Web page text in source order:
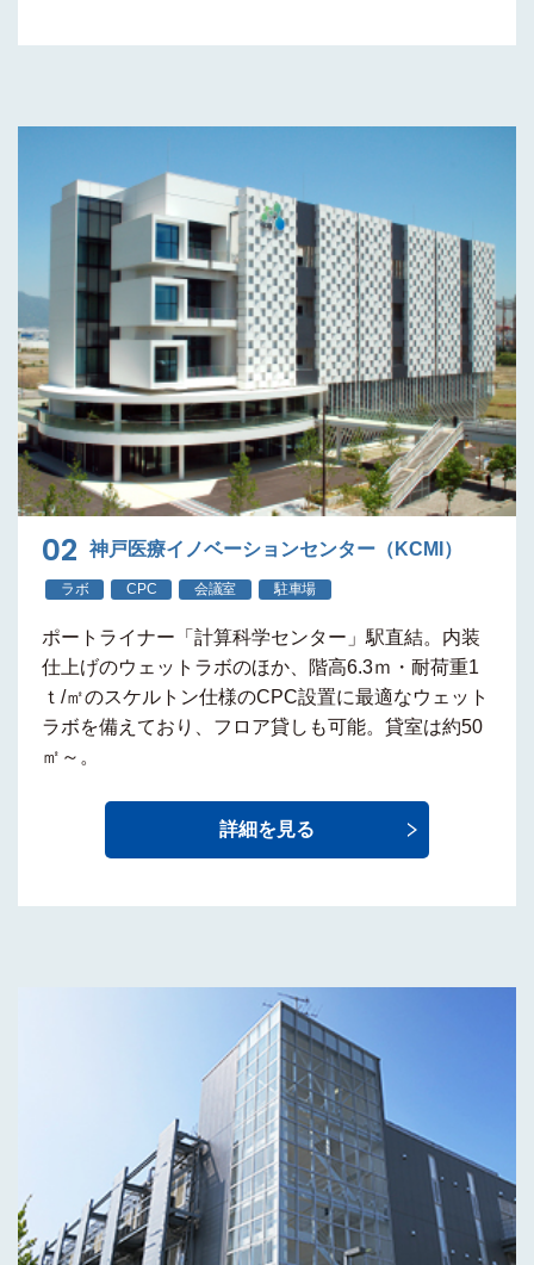
02 神戸医療イノベーションセンター（KCMI）
ラボ CPC 会議室 駐車場
ポートライナー 「計算科学センター」駅直結。内装
仕上げのウェットラボのほか、
階高6.3ｍ・耐荷重1
ｔ/㎡のスケルトン仕様のCPC設置に最適なウェット
ラボを備えており、 フロア貸しも可能。貸室は約50
㎡～。
詳細を見る